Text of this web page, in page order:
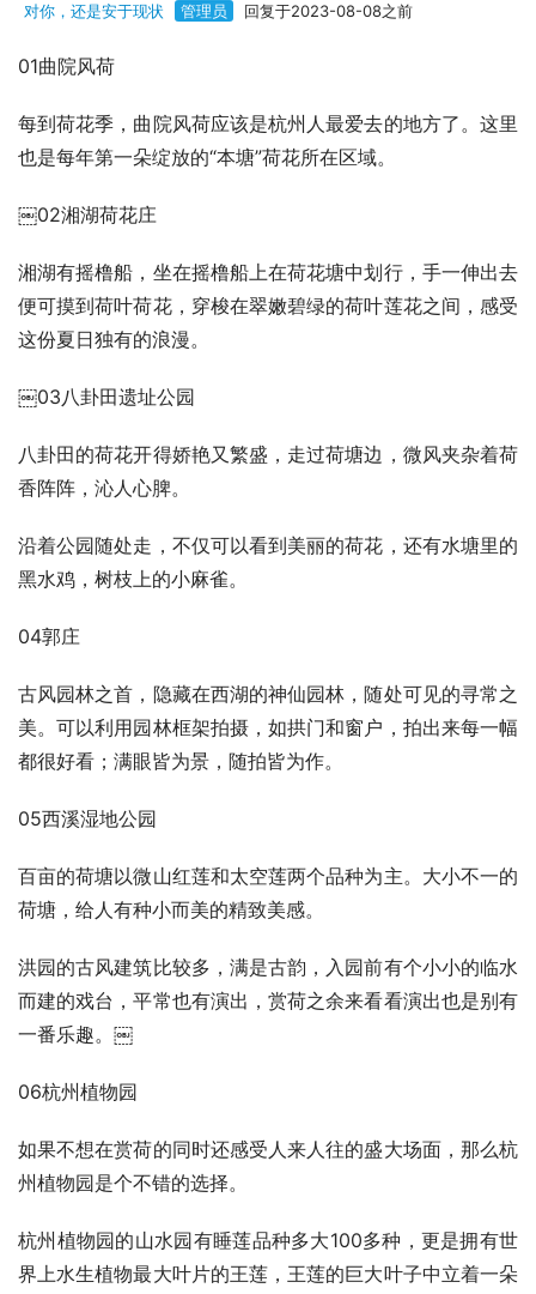
对你，还是安于现状 管理员 回复于2023-08-08之前
01曲院风荷
每到荷花季，曲院风荷应该是杭州人最爱去的地方了。这里
也是每年第一朵绽放的“本塘”荷花所在区域。
￼02湘湖荷花庄
湘湖有摇橹船，坐在摇橹船上在荷花塘中划行，手一伸出去
便可摸到荷叶荷花，穿梭在翠嫩碧绿的荷叶莲花之间，感受
这份夏日独有的浪漫。
￼03八卦田遗址公园
八卦田的荷花开得娇艳又繁盛，走过荷塘边，微风夹杂着荷
香阵阵，沁人心脾。
沿着公园随处走，不仅可以看到美丽的荷花，还有水塘里的
黑水鸡，树枝上的小麻雀。
04郭庄
古风园林之首，隐藏在西湖的神仙园林，随处可见的寻常之
美。可以利用园林框架拍摄，如拱门和窗户，拍出来每一幅
都很好看；满眼皆为景，随拍皆为作。
05西溪湿地公园
百亩的荷塘以微山红莲和太空莲两个品种为主。大小不一的
荷塘，给人有种小而美的精致美感。
洪园的古风建筑比较多，满是古韵，入园前有个小小的临水
而建的戏台，平常也有演出，赏荷之余来看看演出也是别有
一番乐趣。￼
06杭州植物园
如果不想在赏荷的同时还感受人来人往的盛大场面，那么杭
州植物园是个不错的选择。
杭州植物园的山水园有睡莲品种多大100多种，更是拥有世
界上水生植物最大叶片的王莲，王莲的巨大叶子中立着一朵